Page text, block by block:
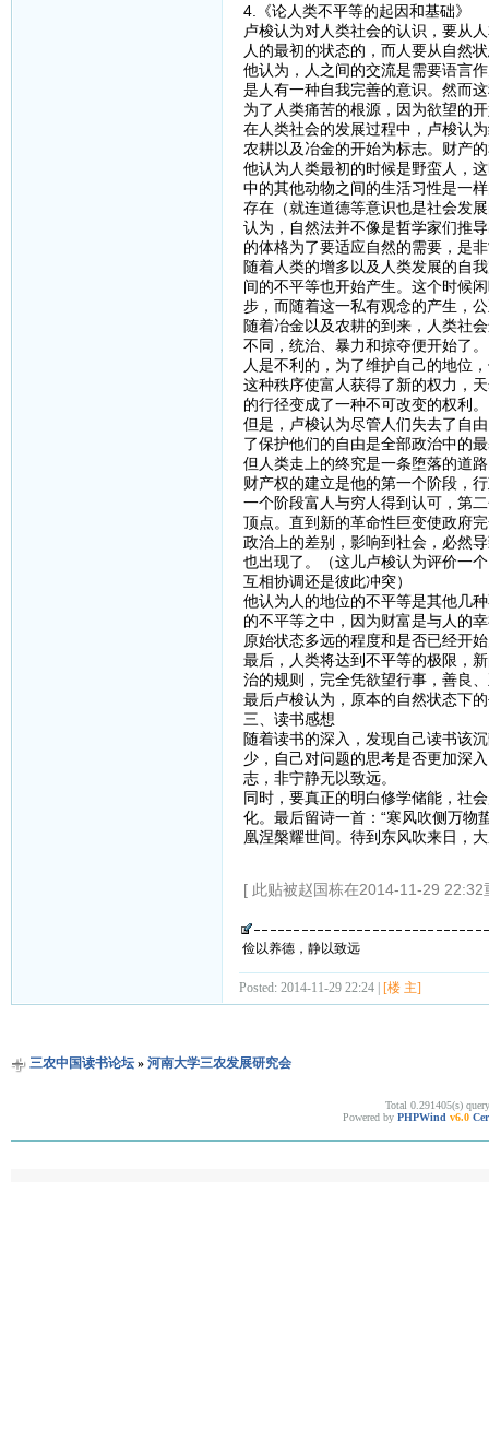
4.《论人类不平等的起因和基础》
卢梭认为对人类社会的认识，要从
人的最初的状态的，而人要从自然
他认为，人之间的交流是需要语言
是人有一种自我完善的意识。然而
为了人类痛苦的根源，因为欲望的
在人类社会的发展过程中，卢梭认
农耕以及冶金的开始为标志。财产
他认为人类最初的时候是野蛮人，
中的其他动物之间的生活习性是一
存在（就连道德等意识也是社会发
认为，自然法并不像是哲学家们推
的体格为了要适应自然的需要，是
随着人类的增多以及人类发展的自
间的不平等也开始产生。这个时候
步，而随着这一私有观念的产生，
随着冶金以及农耕的到来，人类社
不同，统治、暴力和掠夺便开始了
人是不利的，为了维护自己的地位
这种秩序使富人获得了新的权力，
的行径变成了一种不可改变的权利。
但是，卢梭认为尽管人们失去了自
了保护他们的自由是全部政治中的
但人类走上的终究是一条堕落的道
财产权的建立是他的第一个阶段，
一个阶段富人与穷人得到认可，第
顶点。直到新的革命性巨变使政府
政治上的差别，影响到社会，必然
也出现了。（这儿卢梭认为评价一
互相协调还是彼此冲突）
他认为人的地位的不平等是其他几
的不平等之中，因为财富是与人的
原始状态多远的程度和是否已经开
最后，人类将达到不平等的极限，
治的规则，完全凭欲望行事，善良
最后卢梭认为，原本的自然状态下
三、读书感想
随着读书的深入，发现自己读书该
少，自己对问题的思考是否更加深
志，非宁静无以致远。
同时，要真正的明白修学储能，社
化。最后留诗一首：“寒风吹侧万物
凰涅槃耀世间。待到东风吹来日，
[ 此贴被赵国栋在2014-11-29 22:32
俭以养德，静以致远
Posted: 2014-11-29 22:24 | [楼 主]
三农中国读书论坛» 河南大学三农发展研究会
Total 0.291405(s)
Powered by PHPWind v6.0